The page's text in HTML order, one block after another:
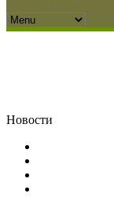
Новости